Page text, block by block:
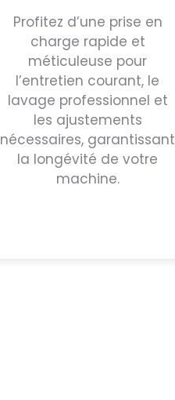
Profitez d’une prise en
charge rapide et
méticuleuse pour
l’entretien courant, le
lavage professionnel et
les ajustements
nécessaires, garantissant
la longévité de votre
machine.